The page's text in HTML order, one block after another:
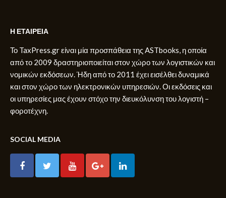
Η ΕΤΑΙΡΕΙΑ
Το TaxPress.gr είναι μία προσπάθεια της ASTbooks, η οποία
από το 2009 δραστηριοποιείται στον χώρο των λογιστικών και
νομικών εκδόσεων. Ήδη από το 2011 έχει εισέλθει δυναμικά
και στον χώρο των ηλεκτρονικών υπηρεσιών. Οι εκδόσεις και
οι υπηρεσίες μας έχουν στόχο την διευκόλυνση του λογιστή –
φοροτέχνη.
SOCIAL MEDIA